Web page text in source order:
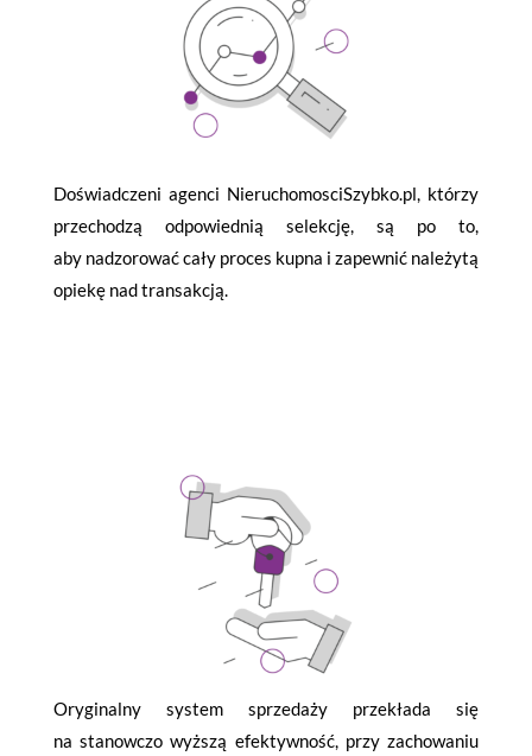
Doświadczeni agenci NieruchomosciSzybko.pl, którzy
przechodzą odpowiednią selekcję, są po to,
aby nadzorować cały proces kupna i zapewnić należytą
opiekę nad transakcją.
Oryginalny system sprzedaży przekłada się
na stanowczo wyższą efektywność, przy zachowaniu